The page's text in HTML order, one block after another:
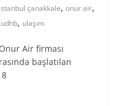
istanbul çanakkale,onur air,
udhb, ulaşım
Air firması
başlatılan